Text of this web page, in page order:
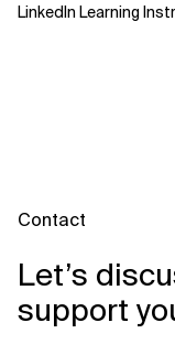
LinkedIn Learning
Contact
Let’s
support